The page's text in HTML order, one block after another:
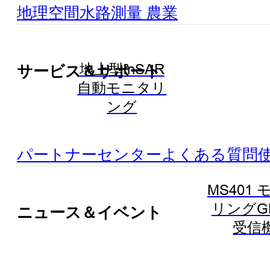
地上型InSAR
自動モニタリ
ング
MS401
リング
受信
地理空間水路測量 農業
サービス＆サポート
パートナーセンターよくある質問
ニュース＆イベント